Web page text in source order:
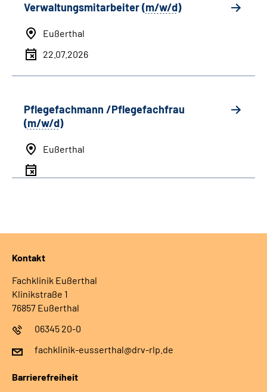
Verwaltungsmitarbeiter (m/w/d)
Eußerthal
22.07.2026
Pflegefachmann /Pflegefachfrau
(m/w/d)
Eußerthal
Kontakt
Fachklinik Eußerthal
Klinikstraße 1
76857 Eußerthal
06345 20-0
fachklinik-eusserthal@drv-rlp.de
Barrierefreiheit